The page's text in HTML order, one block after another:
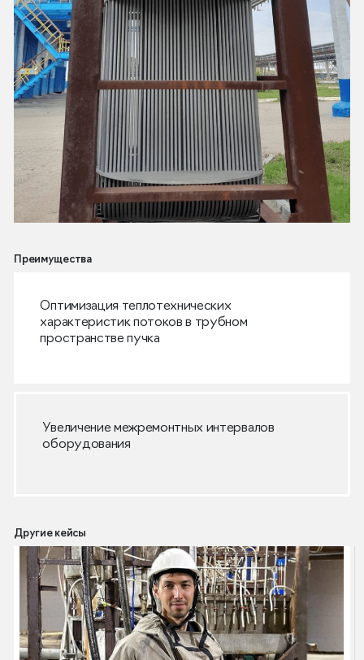
Преимущества
Оптимизация теплотехнических
характеристик потоков в трубном
пространстве пучка
Увеличение межремонтных интервалов
оборудования
Другие кейсы